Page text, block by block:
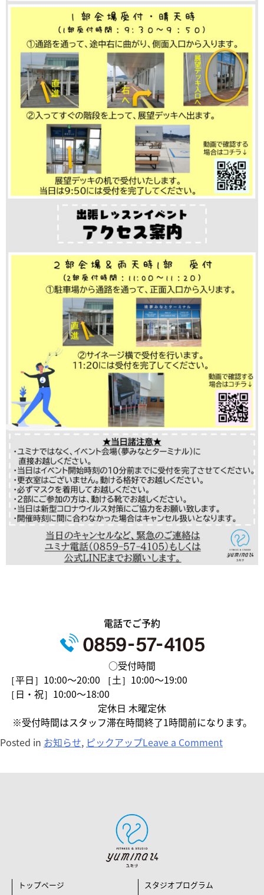
電話でご予約
○受付時間
［平日］10:00〜20:00 ［土］10:00〜19:00
［日・祝］10:00〜18:00
定休日 木曜定休
※受付時間はスタッフ滞在時間終了1時間前になります。
Posted in お知らせ, ピックアップLeave a Comment
トップページ
スタジオプログラム